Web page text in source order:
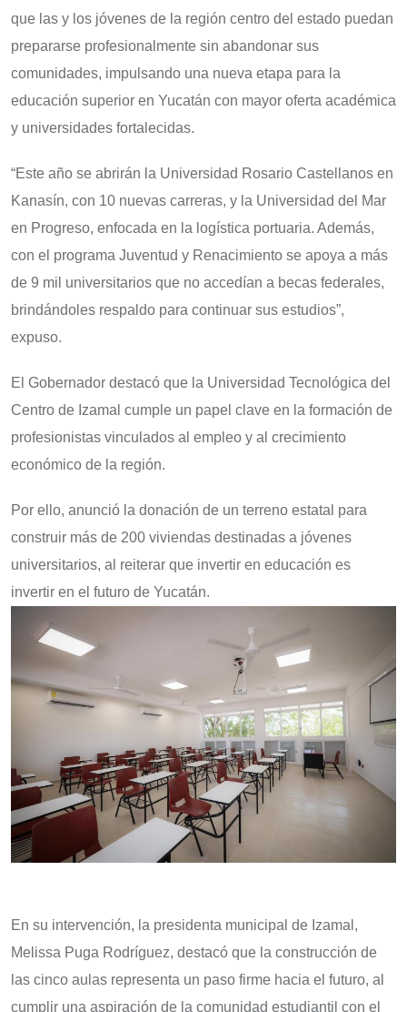
que las y los jóvenes de la región centro del estado puedan
prepararse profesionalmente sin abandonar sus
comunidades, impulsando una nueva etapa para la
educación superior en Yucatán con mayor oferta académica
y universidades fortalecidas.
“Este año se abrirán la Universidad Rosario Castellanos en
Kanasín, con 10 nuevas carreras, y la Universidad del Mar
en Progreso, enfocada en la logística portuaria. Además,
con el programa Juventud y Renacimiento se apoya a más
de 9 mil universitarios que no accedían a becas federales,
brindándoles respaldo para continuar sus estudios”,
expuso.
El Gobernador destacó que la Universidad Tecnológica del
Centro de Izamal cumple un papel clave en la formación de
profesionistas vinculados al empleo y al crecimiento
económico de la región.
Por ello, anunció la donación de un terreno estatal para
construir más de 200 viviendas destinadas a jóvenes
universitarios, al reiterar que invertir en educación es
invertir en el futuro de Yucatán.
En su intervención, la presidenta municipal de Izamal,
Melissa Puga Rodríguez, destacó que la construcción de
las cinco aulas representa un paso firme hacia el futuro, al
cumplir una aspiración de la comunidad estudiantil con el